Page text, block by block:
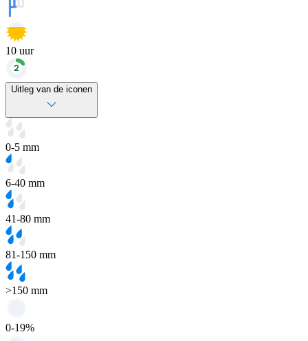
10 uur
Uitleg van de iconen
0-5 mm
6-40 mm
41-80 mm
81-150 mm
>150 mm
0-19%